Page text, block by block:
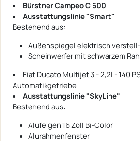
Bürstner Campeo C 600
Ausstattungslinie "Smart"
Bestehend aus:
Außenspiegel elektrisch
Scheinwerfer mit schwarzem
Fiat Ducato Multijet 3 - 2,2l - 140
Automatikgetriebe
Ausstattungslinie "SkyLine"
Bestehend aus:
Alufelgen 16 Zoll Bi-Color
Alurahmenfenster